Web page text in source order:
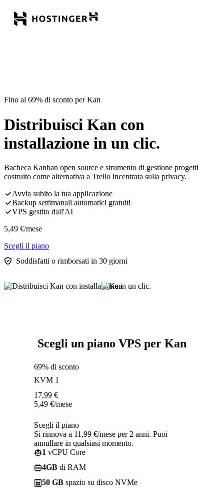
Fino al 69% di sconto per Kan
Distribuisci Kan con
installazione in un clic.
Bacheca Kanban open source e strumento di gestione progetti
costruito come alternativa a Trello incentrata sulla privacy.
Avvia subito la tua applicazione
Backup settimanali automatici gratuiti
VPS gestito dall'AI
5,49 €/mese
Scegli il piano
Soddisfatti o rimborsati in 30 giorni
Scegli un piano VPS per Kan
69% di sconto
KVM 1
17,99 €
5,49 €/mese
Scegli il piano
Si rinnova a 11,99 €/mese per 2 anni. Puoi
annullare in qualsiasi momento.
1 vCPU Core
4GB di RAM
50 GB spazio su disco NVMe